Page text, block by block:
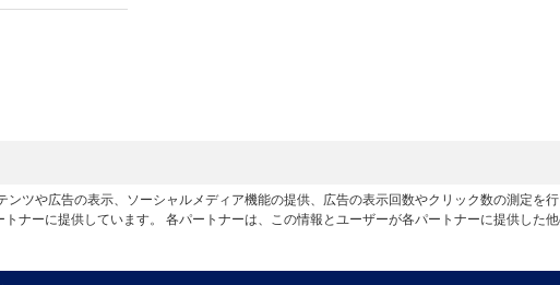
ツや広告の表示、ソーシャルメディア機能の提供、広告の表示回数やクリック数の測定を
ナーに提供しています。 各パートナーは、この情報とユーザーが各パートナーに提供した